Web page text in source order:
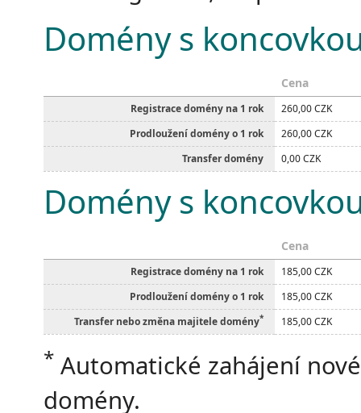
Domény s
Cena
Registrace domény na 1 rok
260,00 CZK
Prodloužení domény o 1 rok
260,00 CZK
Transfer domény
0,00 CZK
Domény s
Cena
Registrace domény na 1 rok
185,00 CZK
Prodloužení domény o 1 rok
185,00 CZK
Transfer nebo změna majitele domény* 185,00 CZK
* Automatické zahájení
domény.